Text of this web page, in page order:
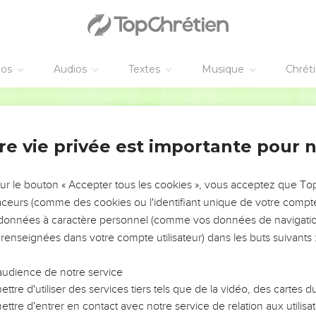
Audios Textes Musique
וְנָסַ֗ע דֶּ֚גֶל מַחֲנֵ֣ה בְנֵי־דָ֔ן מְאַסֵּ֥ף לְכָל־הַֽמַּחֲנֹ֖ת לְצִבְאֹתָ֑ם
בֶּן־רְעוּאֵ֣ל הַמִּדְיָנִי֮ חֹתֵ֣ן מֹשֶׁה֒ נֹסְעִ֣ים ׀ אֲנַ֗חְנוּ אֶל־הַמָּקוֹם֙ אֲשֶׁ֣ר אָמַ֣ר
וַיֹּ֥אמֶר אֵלָ֖יו לֹ֣א אֵלֵ֑ךְ כִּ֧י
וַיֹּ֕אמֶר אַל־נָ֖א תַּעֲזֹ֣ב אֹתָ֑נוּ כִּ֣י ׀ עַל־כֵּ֣ן יָדַ֗עְתָּ
וְהָיָ֖ה כִּי־תֵלֵ֣ךְ עִמָּ֑נוּ וְהָיָ֣ה ׀ הַטּ֣וֹב הַה֗וּא אֲשֶׁ֨ר
וַעֲנַ֧ן יְהוָ֛ה
וַיְהִ֛י בִּנְסֹ֥עַ הָאָרֹ֖ן וַיֹּ֣אמֶר מֹשֶׁ֑ה קוּמָ֣ה ׀ יְהוָ֗ה וְיָפֻ֙צוּ֙
vie privée est importante pour
le bouton « Accepter tous les cookies », vous acceptez que
(comme des cookies ou l'identifiant unique de votre
à caractère personnel (comme vos données de
dans votre compte utilisateur) dans les buts suivants :
de notre service
d'utiliser des services tiers tels que de la vidéo, des cartes
d'entrer en contact avec notre service de relation aux